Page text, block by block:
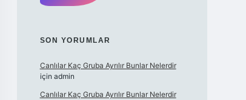
SON YORUMLAR
Canlılar Kaç Gruba Ayrılır Bunlar Nelerdir
için admin
Canlılar Kaç Gruba Ayrılır Bunlar Nelerdir